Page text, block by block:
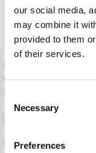
our social media,
may combine it
provided to them
of their services.
Selection
Necessary
Preferences
toalett
Bod
Utendørs
Terrasse
Peis